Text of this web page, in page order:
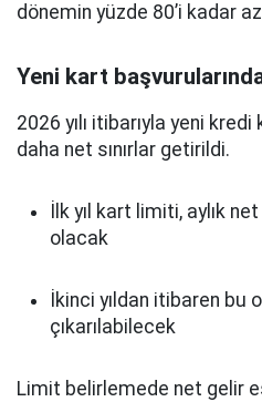
dönemin yüzde 80’i kadar
Yeni kart
2026 yılı itibarıyla yeni
daha net sınırlar getirildi.
İlk yıl kart limiti, aylık
olacak
İkinci yıldan itibaren bu
çıkarılabilecek
Limit belirlemede net gelir